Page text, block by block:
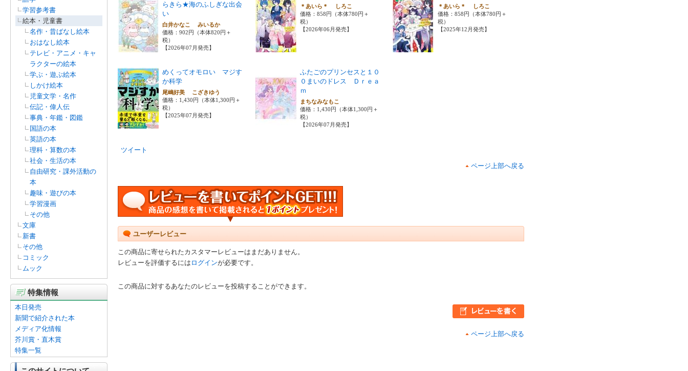
学習参考書
絵本・児童書
名作・昔ばなし絵本
おはなし絵本
テレビ・アニメ・キャ
ラクターの絵本
学ぶ・遊ぶ絵本
しかけ絵本
児童文学・名作
伝記・偉人伝
事典・年鑑・図鑑
国語の本
英語の本
理科・算数の本
社会・生活の本
自由研究・課外活動の
本
趣味・遊びの本
学習漫画
その他
文庫
新書
その他
コミック
ムック
特集情報
本日発売
新聞で紹介された本
メディア化情報
芥川賞・直木賞
特集一覧
らきら★海のふしぎな出会
い
白井かなこ みいるか
価格：902円（本体820円＋
税）
【2026年07月発売】
＊あいら＊ しろこ
価格：858円（本体780円＋
税）
【2026年06月発売】
＊あいら＊ しろこ
価格：858円（本体780円＋
税）
【2025年12月発売】
めくってオモロい マジす
か科学
尾嶋好美 こざきゆう
価格：1,430円（本体1,300円＋
税）
【2025年07月発売】
ふたごのプリンセスと１０
０まいのドレス Ｄｒｅａ
ｍ
まちなみなもこ
価格：1,430円（本体1,300円＋
税）
【2026年07月発売】
ツイート
ページ上部へ戻る
ユーザーレビュー
この商品に寄せられたカスタマーレビューはまだありません。
レビューを評価するには ログインが必要です。
この商品に対するあなたのレビューを投稿することができます。
ページ上部へ戻る